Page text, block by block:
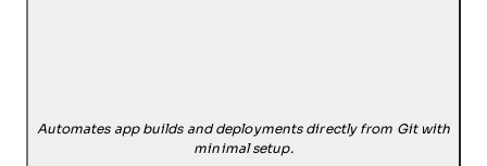
Automates app builds and deployments directly from Git with
minimal setup.